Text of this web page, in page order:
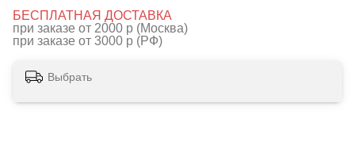
БЕСПЛАТНАЯ ДОСТАВКА
при заказе от 2000 р (Москва)
при заказе от 3000 р (РФ)
Выбрать